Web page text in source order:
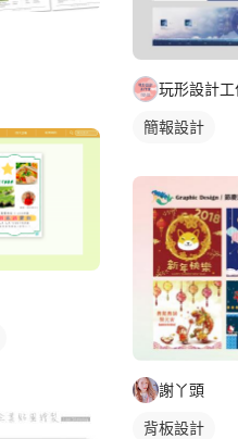
簡報設計
謝丫頭
背板設計